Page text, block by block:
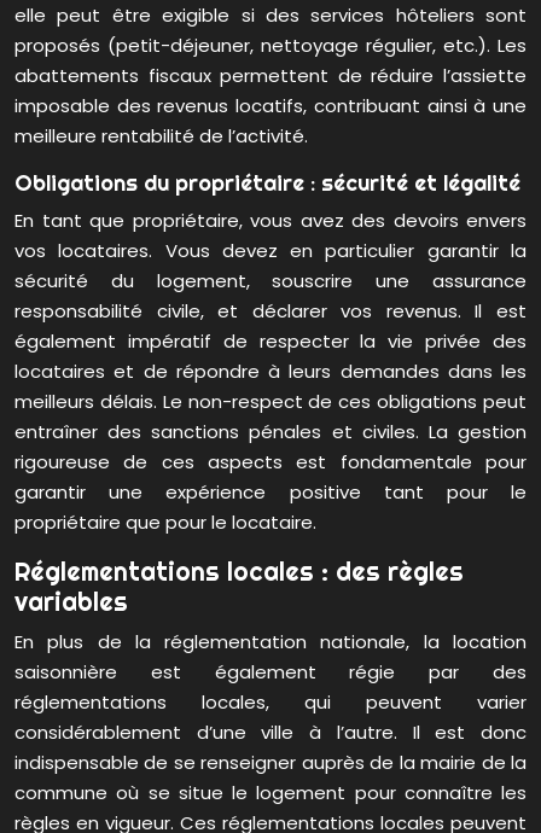
elle peut être exigible si des services hôteliers sont
proposés (petit-déjeuner, nettoyage régulier, etc.). Les
abattements fiscaux permettent de réduire l’assiette
imposable des revenus locatifs, contribuant ainsi à une
meilleure rentabilité de l’activité.
Obligations du propriétaire : sécurité et légalité
En tant que propriétaire, vous avez des devoirs envers
vos locataires. Vous devez en particulier garantir la
sécurité du logement, souscrire une assurance
responsabilité civile, et déclarer vos revenus. Il est
également impératif de respecter la vie privée des
locataires et de répondre à leurs demandes dans les
meilleurs délais. Le non-respect de ces obligations peut
entraîner des sanctions pénales et civiles. La gestion
rigoureuse de ces aspects est fondamentale pour
garantir une expérience positive tant pour le
propriétaire que pour le locataire.
Réglementations locales : des règles
variables
En plus de la réglementation nationale, la location
saisonnière est également régie par des
réglementations locales, qui peuvent varier
considérablement d’une ville à l’autre. Il est donc
indispensable de se renseigner auprès de la mairie de la
commune où se situe le logement pour connaître les
règles en vigueur. Ces réglementations locales peuvent